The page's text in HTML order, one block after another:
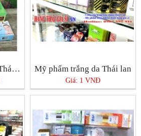
Yanhee trị tàn nhang Thái Lan Mỹ phẩm trắng da Thái lan
Giá: 1 VNĐ